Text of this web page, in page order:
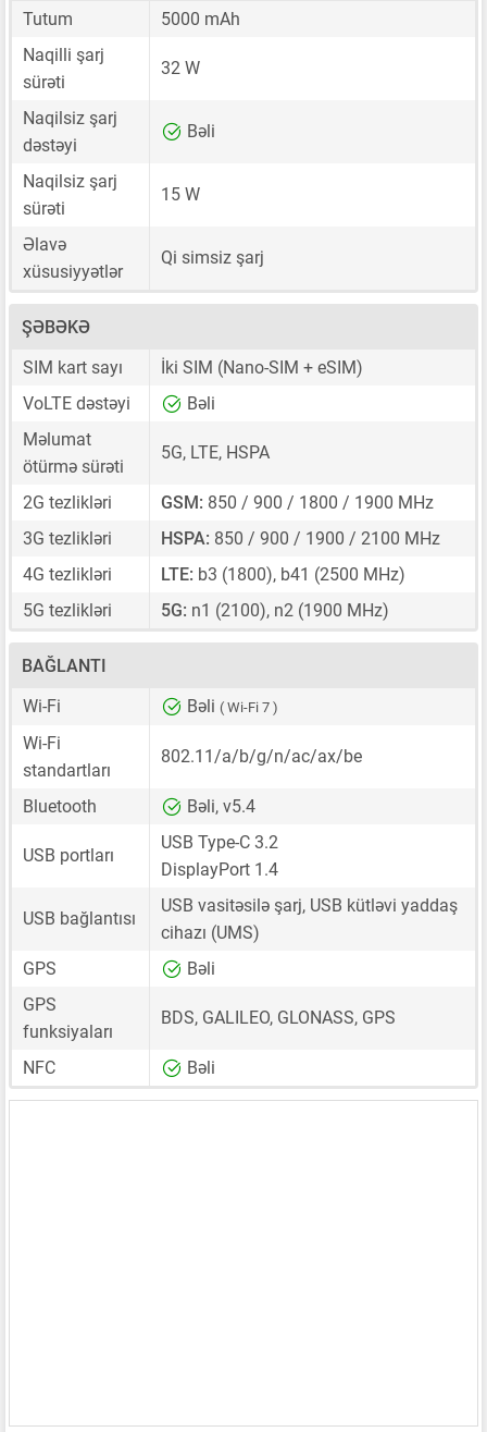
Tutum
5000 mAh
Naqilli şarj
sürəti
32 W
Naqilsiz şarj
dəstəyi
Bəli
Naqilsiz şarj
sürəti
15 W
Əlavə
xüsusiyyətlər
Qi simsiz şarj
ŞƏBƏKƏ
SIM kart sayı
İki SIM (Nano-SIM + eSIM)
VoLTE dəstəyi
Bəli
Məlumat
ötürmə sürəti
5G, LTE, HSPA
2G tezlikləri GSM: 850 / 900 / 1800 / 1900 MHz
3G tezlikləri
HSPA: 850 / 900 / 1900 / 2100 MHz
4G tezlikləri
LTE: b3 (1800), b41 (2500 MHz)
5G tezlikləri
5G: n1 (2100), n2 (1900 MHz)
BAĞLANTI
Wi-Fi
Bəli ( Wi-Fi 7 )
Wi-Fi
standartları
802.11/a/b/g/n/ac/ax/be
Bluetooth Bəli, v5.4
USB portları
USB Type-C 3.2
DisplayPort 1.4
USB bağlantısı
USB vasitəsilə şarj, USB kütləvi yaddaş
cihazı (UMS)
GPS
Bəli
GPS
funksiyaları
BDS, GALILEO, GLONASS, GPS
NFC Bəli